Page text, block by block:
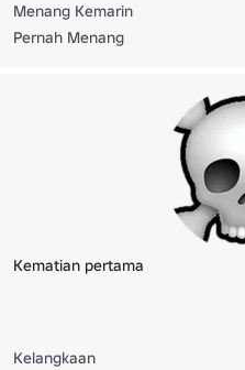
Menang Kemarin
Pernah Menang
Kematian pertama
Kelangkaan